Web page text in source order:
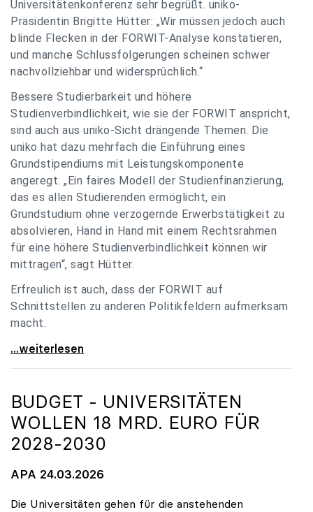
Universitätenkonferenz sehr begrüßt. uniko-
Präsidentin Brigitte Hütter: „Wir müssen jedoch auch
blinde Flecken in der FORWIT-Analyse konstatieren,
und manche Schlussfolgerungen scheinen schwer
nachvollziehbar und widersprüchlich.“
Bessere Studierbarkeit und höhere
Studienverbindlichkeit, wie sie der FORWIT anspricht,
sind auch aus uniko-Sicht drängende Themen. Die
uniko hat dazu mehrfach die Einführung eines
Grundstipendiums mit Leistungskomponente
angeregt. „Ein faires Modell der Studienfinanzierung,
das es allen Studierenden ermöglicht, ein
Grundstudium ohne verzögernde Erwerbstätigkeit zu
absolvieren, Hand in Hand mit einem Rechtsrahmen
für eine höhere Studienverbindlichkeit können wir
mittragen“, sagt Hütter.
Erfreulich ist auch, dass der FORWIT auf
Schnittstellen zu anderen Politikfeldern aufmerksam
macht.
uniko zu FORWIT-Analyse: Wichtige Themen
...weiterlesen
BUDGET - UNIVERSITÄTEN
WOLLEN 18 MRD. EURO FÜR
2028-2030
APA 24.03.2026
Die Universitäten gehen für die anstehenden